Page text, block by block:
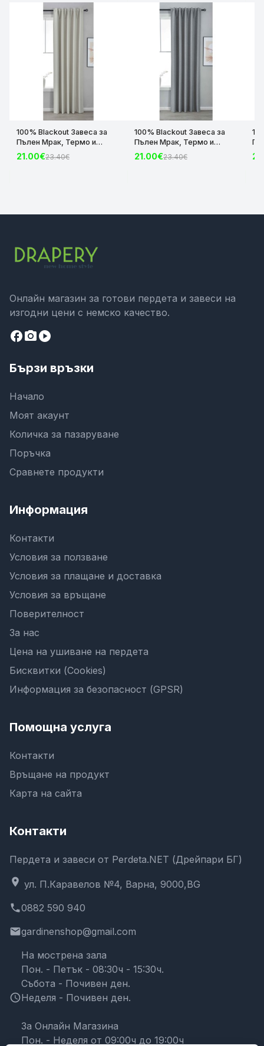
100% Blackout Завеса за
Пълен Мрак, Термо и
Шумоизолираща с коланче
цвят Крем, 175х140 и
21.00€23.40€
100% Blackout Завеса за
Пълен Мрак, Термо и
Шумоизолираща с коланче
цвят Сив, 175х140 и
21.00€23.40€
Онлайн магазин за готови пердета и завеси на
изгодни цени с немско качество.
facebookcamera_altplay_circle
Бързи връзки
Начало
Моят акаунт
Количка за пазаруване
Поръчка
Сравнете продукти
Информация
Контакти
Условия за ползване
Условия за плащане и доставка
Условия за връщане
Поверителност
За нас
Цена на ушиване на пердета
Бисквитки (Cookies)
Информация за безопасност (GPSR)
Помощна услуга
Контакти
Връщане на продукт
Карта на сайта
Контакти
Пердета и завеси от Perdeta.NET (Дрейпари БГ)
location_on ул. П.Каравелов №4, Варна, 9000,BG
phone0882 590 940
emailgardinenshop@gmail.com
schedule
На мострена зала
Пон. - Петък - 08:30ч - 15:30ч.
Събота - Почивен ден.
Неделя - Почивен ден.
За Онлайн Магазина
Пон. - Неделя от 09:00ч до 19:00ч